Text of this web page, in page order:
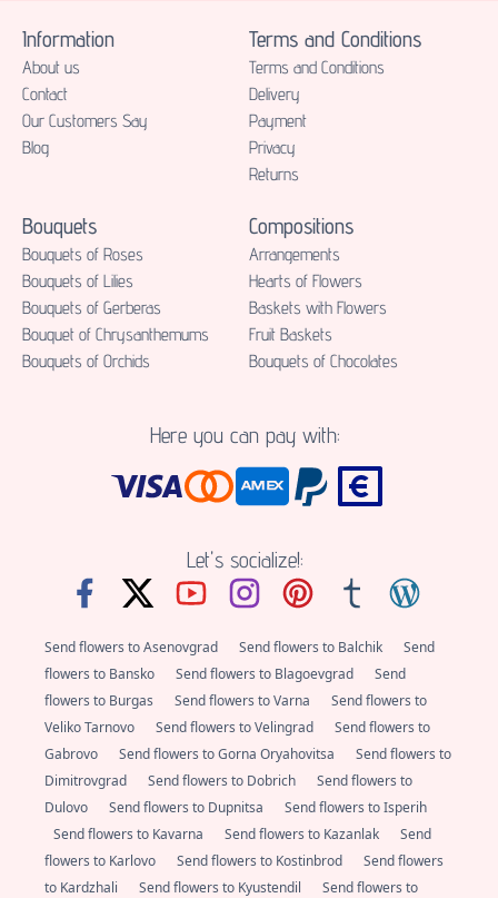
Information
About us
Contact
Our Customers Say
Blog
Terms and Conditions
Terms and Conditions
Delivery
Payment
Privacy
Returns
Bouquets
Bouquets of Roses
Bouquets of Lilies
Bouquets of Gerberas
Bouquet of Chrysanthemums
Bouquets of Orchids
Compositions
Аrrangements
Hearts of Flowers
Baskets with Flowers
Fruit Baskets
Bouquets of Chocolates
Here you can pay with:
Let's socialize!:
Send flowers to Asenovgrad Send flowers to Balchik
Send
flowers to Bansko
Send flowers to Blagoevgrad
Send
flowers to Burgas
Send flowers to Varna
Send flowers to
Veliko Tarnovo
Send flowers to Velingrad
Send flowers to
Gabrovo
Send flowers to Gorna Oryahovitsa
Send flowers to
Dimitrovgrad
Send flowers to Dobrich
Send flowers to
Dulovo
Send flowers to Dupnitsa
Send flowers to Isperih
Send flowers to Kavarna
Send flowers to Kazanlak
Send
flowers to Karlovo
Send flowers to Kostinbrod
Send flowers
to Kardzhali
Send flowers to Kyustendil
Send flowers to